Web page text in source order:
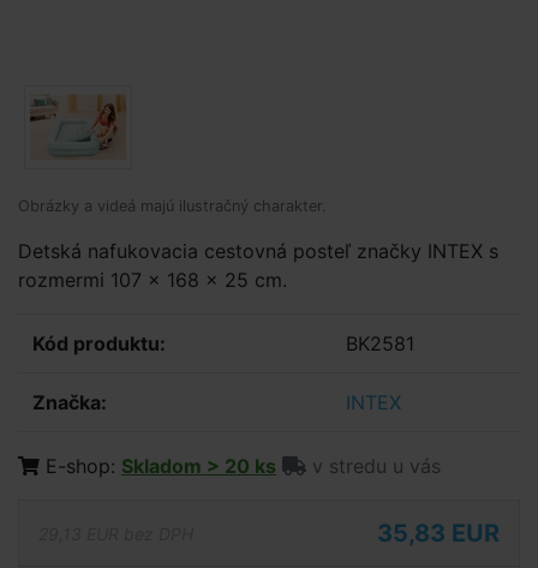
Obrázky a videá majú ilustračný charakter.
Detská nafukovacia cestovná posteľ značky INTEX s
rozmermi 107 x 168 x 25 cm.
Kód produktu: BK2581
Značka: INTEX
E-shop: Skladom > 20 ks v stredu u vás
35,83 EUR